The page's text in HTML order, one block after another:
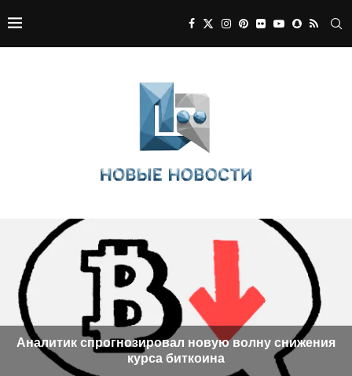
Аналитик спрогнозировал новую волну снижения
курса биткоина